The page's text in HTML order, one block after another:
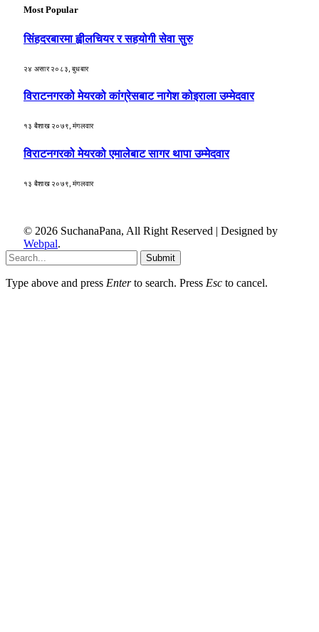
Most Popular
सिंहदरबारमा ह्वीलचियर र सहयोगी सेवा सुरु
२४ असार २०८३, बुधबार
विराटनगरको मेयरको कांग्रेसबाट नागेश कोइराला उम्मेदवार
१३ बैशाख २०७९, मंगलवार
विराटनगरको मेयरको एमालेबाट सागर थापा उम्मेदवार
१३ बैशाख २०७९, मंगलवार
© 2026 SuchanaPana, All Right Reserved | Designed by
Webpal.
Submit
Type above and press Enterto search. Press Esc to cancel.